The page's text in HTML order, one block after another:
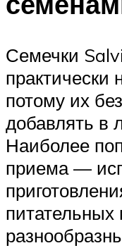
Семечки
практически
потому их
добавлять в
Наиболее
приема —
питательных